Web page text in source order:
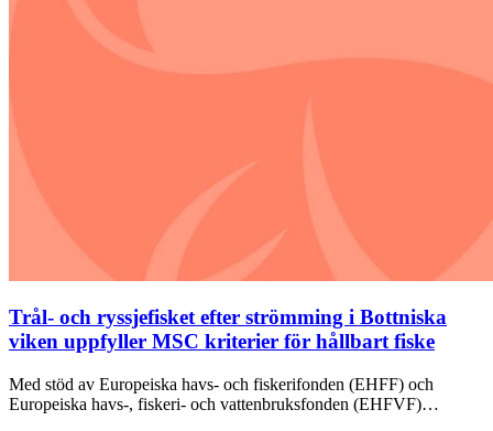
Trål- och ryssjefisket efter strömming i Bottniska
viken uppfyller MSC kriterier för hållbart fiske
Med stöd av Europeiska havs- och fiskerifonden (EHFF) och
Europeiska havs-, fiskeri- och vattenbruksfonden (EHFVF)…